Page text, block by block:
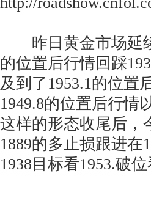
昨日黄金市场延续
的位置后行情回踩
及到了1953.1的位置
1949.8的位置后行情
这样的形态收尾后，
1889的多止损跟进在
1938目标看1953.破